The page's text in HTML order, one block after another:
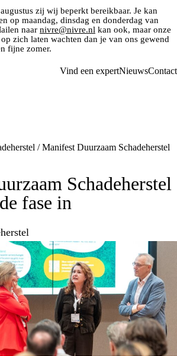
zij wij beperkt bereikbaar. Je kan
op maandag, dinsdag en donderdag van
naar nivre@nivre.nl kan ook, maar onze
zich laten wachten dan je van ons gewend
fijne zomer.
Vind een expertNieuwsContact
/Manifest Duurzaam Schadeherstel
Schadeherstel
fase in